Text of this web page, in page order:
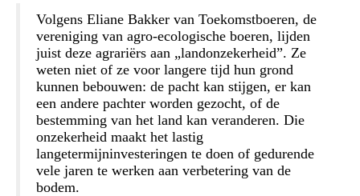
Volgens Eliane Bakker van Toekomstboeren, de
vereniging van agro-ecologische boeren, lijden
juist deze agrariërs aan „landonzekerheid”. Ze
weten niet of ze voor langere tijd hun grond
kunnen bebouwen: de pacht kan stijgen, er kan
een andere pachter worden gezocht, of de
bestemming van het land kan veranderen. Die
onzekerheid maakt het lastig
langetermijninvesteringen te doen of gedurende
vele jaren te werken aan verbetering van de
bodem.